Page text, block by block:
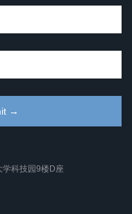
科技园9楼D座